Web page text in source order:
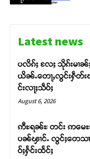
Latest news
ပလိၵ်ႈ လႄႈ သိုၵ်းမၢ
ယိၼ်ႉတေႃႇလွင်းႁဵတ်း
င်းလႃႈသဵဝ်ႈ
August 6, 2026
ဢီႊရၼ်ႊ တင်း ဢမေ
ပၼ်ၾၢင်ႉ လွင်ႈတေသၢင်
ဝ်ႈႁႅင်းထႅင်ႈ